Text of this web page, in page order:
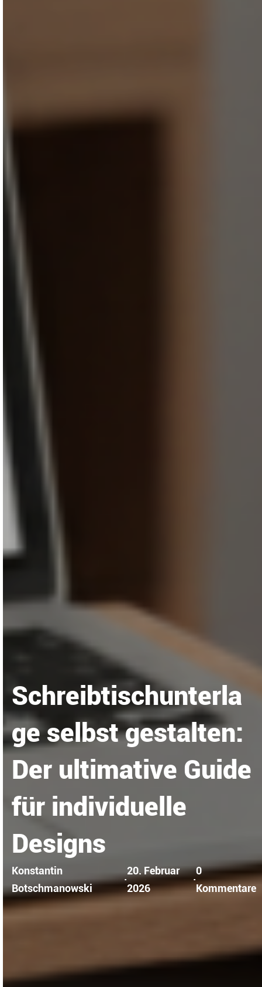
Schreibtischunterla
ge selbst gestalten:
Der ultimative Guide
für individuelle
Designs
Konstantin
Botschmanowski
·
20. Februar
2026
·
0
Kommentare